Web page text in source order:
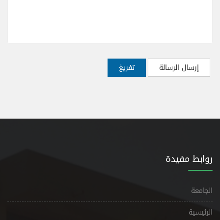
إرسال الرسالة تفريغ
روابط مفيدة
الجامعة
الرئيسية